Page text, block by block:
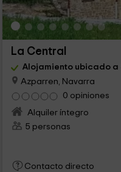
La Central
Alojamiento ubicado a
Azparren, Navarra
0 opiniones
Alquiler íntegro
5 personas
Contacto directo